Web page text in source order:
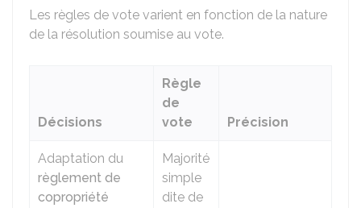
Les règles de vote varient en fonction de la nature
de la résolution soumise au vote.
Décisions
Règle
de
vote
Précision
Adaptation du
règlement de
copropriété
Majorité
simple
dite de